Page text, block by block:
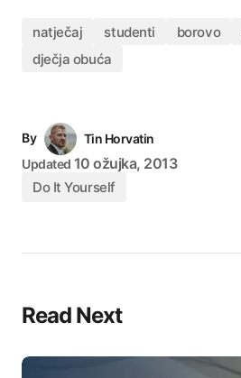
natječaj studenti borovo
dječja obuća
By
Tin Horvatin
Updated 10 ožujka, 2013
Do It Yourself
Read Next